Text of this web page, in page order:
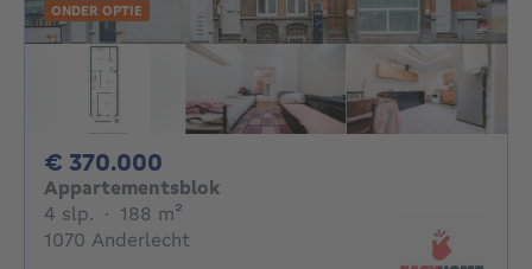
ONDER OPTIE
€ 370.000
Appartementsblok
4 slp. 4 slaapkamers
· 188 m²
1070 Anderlecht